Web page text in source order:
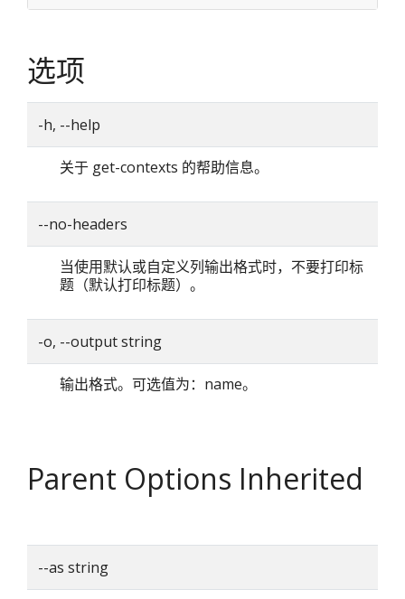
选项
-h, --help
关于 get-contexts 的帮助信息。
--no-headers
当使用默认或自定义列输出格式时，不要打印标
题（默认打印标题）。
-o, --output string
输出格式。可选值为：name。
Parent Options Inherited
--as string